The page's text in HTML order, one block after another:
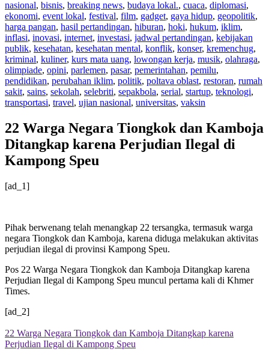
nasional, bisnis, breaking news, budaya lokal., cuaca, diplomasi,
ekonomi, event lokal, festival, film, gadget, gaya hidup, geopolitik,
harga pangan, hasil pertandingan, hiburan, hoki, hukum, iklim,
inflasi, inovasi, internet, investasi, jadwal pertandingan, kebijakan
publik, kesehatan, kesehatan mental, konflik, konser, kremenchug,
kriminal, kuliner, kurs mata uang, lowongan kerja, musik, olahraga,
olimpiade, opini, parlemen, pasar, pemerintahan, pemilu,
pendidikan, perubahan iklim, politik, poltava oblast, restoran, rumah
sakit, sains, sekolah, selebriti, sepakbola, serial, startup, teknologi,
transportasi, travel, ujian nasional, universitas, vaksin
22 Warga Negara Tiongkok dan Kamboja
Ditangkap karena Perjudian Ilegal di
Kampong Speu
[ad_1]
Pihak berwenang telah menangkap 22 tersangka, termasuk warga
negara Tiongkok dan Kamboja, karena diduga melakukan aktivitas
perjudian ilegal di provinsi Kampong Speu.
Pos 22 Warga Negara Tiongkok dan Kamboja Ditangkap karena
Perjudian Ilegal di Kampong Speu muncul pertama kali di Khmer
Times.
[ad_2]
22 Warga Negara Tiongkok dan Kamboja Ditangkap karena
Perjudian Ilegal di Kampong Speu